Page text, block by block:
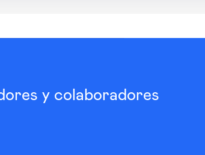
y colaboradores